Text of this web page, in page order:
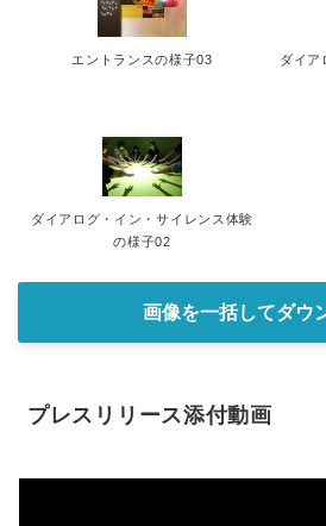
エントランスの様子03
ダイア
ダイアログ・イン・サイレンス体験
の様子02
画像を一括してダウ
プレスリリース添付動画